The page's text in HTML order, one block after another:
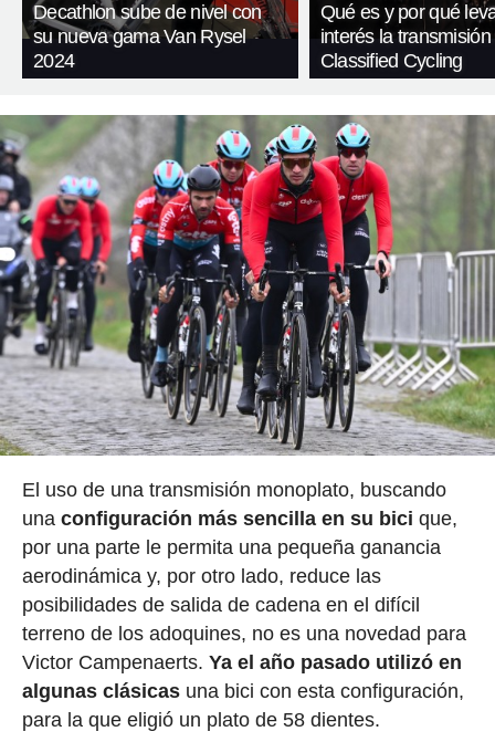
Decathlon sube de nivel con
su nueva gama Van Rysel
2024
Qué es y por qué
interés la transmisión
Classified Cycling
El uso de una transmisión monoplato, buscando
una configuración más sencilla en su bici que,
por una parte le permita una pequeña ganancia
aerodinámica y, por otro lado, reduce las
posibilidades de salida de cadena en el difícil
terreno de los adoquines, no es una novedad para
Victor Campenaerts. Ya el año pasado utilizó en
algunas clásicasuna bici con esta configuración,
para la que eligió un plato de 58 dientes.